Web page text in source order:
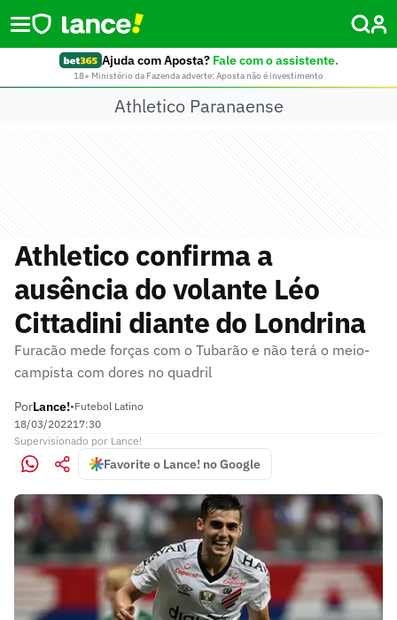
Ajuda com Aposta? Fale com o assistente.
18+ Ministério da Fazenda adverte: Aposta não é investimento
Athletico Paranaense
Athletico confirma a
ausência do volante Léo
Cittadini diante do Londrina
Furacão mede forças com o Tubarão e não terá o meio-
campista com dores no quadril
PorLance!•Futebol Latino
18/03/202217:30
Supervisionado por Lance!
Favorite o Lance! no Google